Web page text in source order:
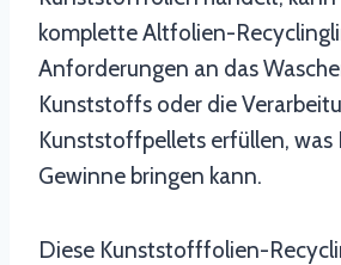
komplette Altfolien-
Anforderungen an das
Kunststoffs oder die
Kunststoffpellets erfüllen, was
Gewinne bringen kann.
Diese Kunststofffolien-